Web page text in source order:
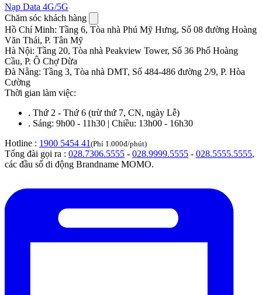
Nạp Data 4G/5G
Chăm sóc khách hàng
Hồ Chí Minh: Tầng 6, Tòa nhà Phú Mỹ Hưng, Số 08 đường Hoàng
Văn Thái, P. Tân Mỹ
Hà Nội: Tầng 20, Tòa nhà Peakview Tower, Số 36 Phố Hoàng
Cầu, P. Ô Chợ Dừa
Đà Nẵng: Tầng 3, Tòa nhà DMT, Số 484-486 đường 2/9, P. Hòa
Cường
Thời gian làm việc:
. Thứ 2 - Thứ 6 (trừ thứ 7, CN, ngày Lễ)
. Sáng: 9h00 - 11h30 | Chiều: 13h00 - 16h30
Hotline : 1900 5454 41 (Phí 1.000đ/phút)
Tổng đài gọi ra : 028.7306.5555 - 028.9999.5555 - 028.5555.5555,
các đầu số di động Brandname MOMO.